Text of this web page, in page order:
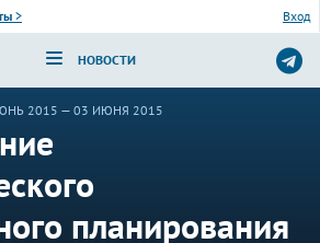
> Вход
НОВОСТИ
2015 — 03 ИЮНЯ 2015
планирования